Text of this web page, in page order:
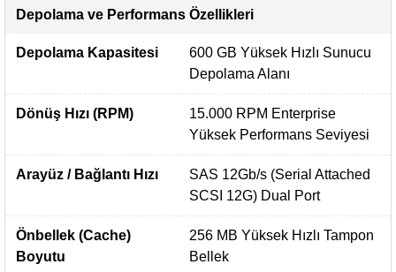
Depolama ve Performans Özellikleri
Depolama Kapasitesi
600 GB Yüksek Hızlı Sunucu
Depolama Alanı
Dönüş Hızı (RPM)
15.000 RPM Enterprise
Yüksek Performans Seviyesi
Arayüz / Bağlantı Hızı
SAS 12Gb/s (Serial Attached
SCSI 12G) Dual Port
Önbellek (Cache)
Boyutu
256 MB Yüksek Hızlı Tampon
Bellek